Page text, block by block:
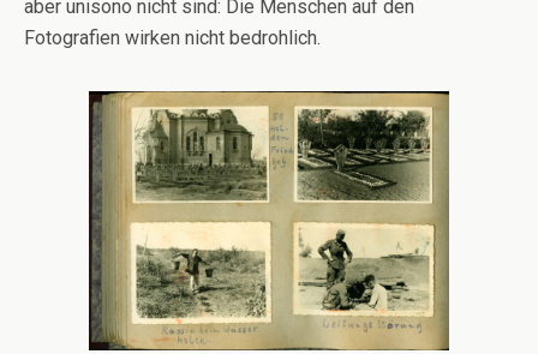
aber unisono nicht sind: Die Menschen auf den
Fotografien wirken nicht bedrohlich.